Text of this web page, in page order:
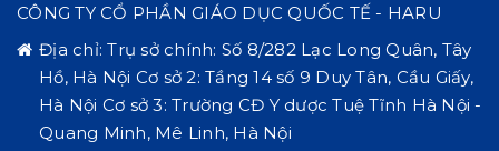
CÔNG TY CỔ PHẦN GIÁO DỤC QUỐC TẾ - HARU
Địa chỉ:Trụ sở chính: Số 8/282 Lạc Long Quân, Tây
Hồ, Hà Nội Cơ sở 2: Tầng 14 số 9 Duy Tân, Cầu Giấy,
Hà Nội Cơ sở 3: Trường CĐ Y dược Tuệ Tĩnh Hà Nội -
Quang Minh, Mê Linh, Hà Nội